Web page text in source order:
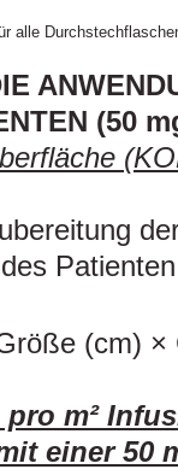
alle
(50
(cm)
m²
einer 50